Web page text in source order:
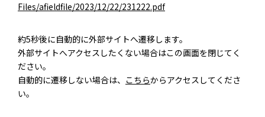
Files/afieldfile/2023/12/22/231222.pdf
約5秒後に自動的に外部サイトへ遷移します。
外部サイトへアクセスしたくない場合はこの画面を閉じてく
ださい。
自動的に遷移しない場合は、 こちらからアクセスしてくださ
い。